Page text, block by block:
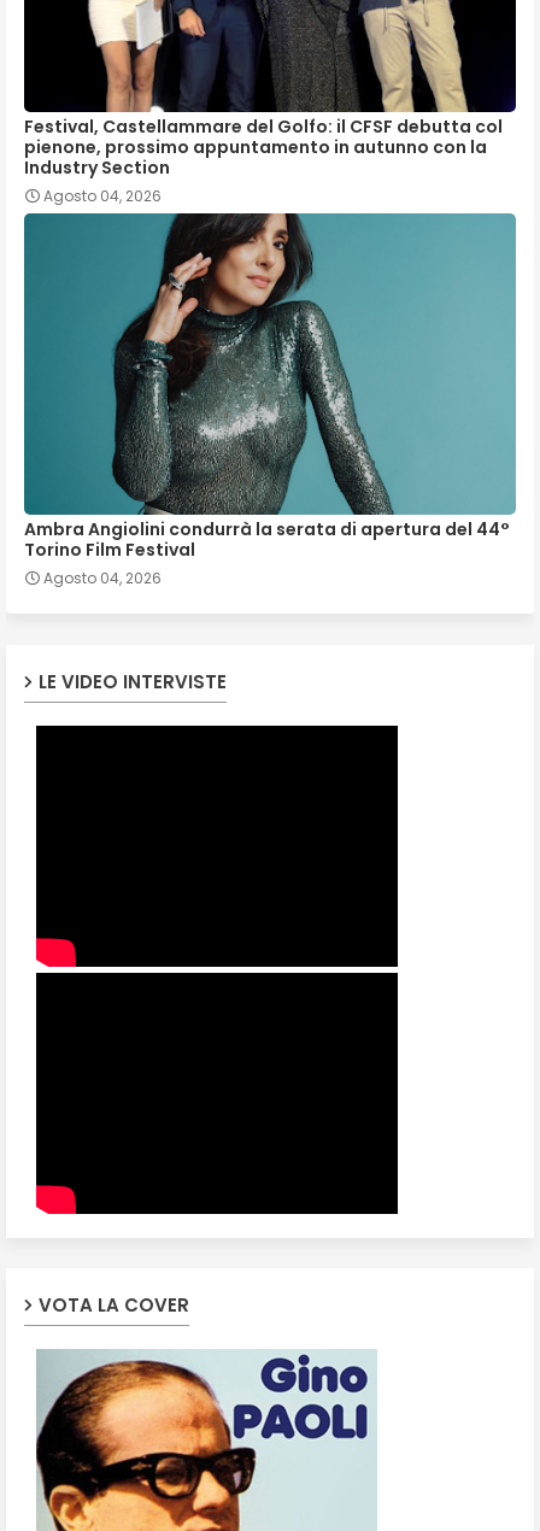
Festival, Castellammare del Golfo: il CFSF debutta col
pienone, prossimo appuntamento in autunno con la
Industry Section
Agosto 04, 2026
Ambra Angiolini condurrà la serata di apertura del 44°
Torino Film Festival
Agosto 04, 2026
LE VIDEO INTERVISTE
VOTA LA COVER